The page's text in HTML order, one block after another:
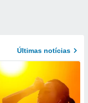
Últimas notícias